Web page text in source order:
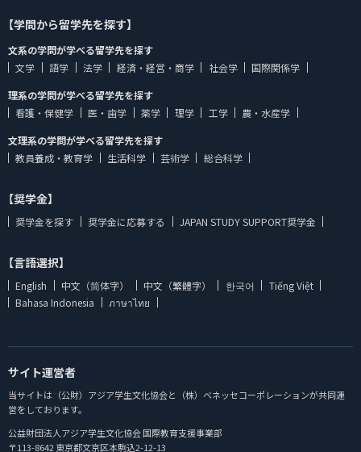
【学問から留学先を探す】
文系の学問が学べる留学先を探す
文学
語学 法学 経済・経営・商学 社会学
国際関係学
理系の学問が学べる留学先を探す
看護・保健学
医・歯学 薬学 理学 工学
農・水産学
文理系の学問が学べる留学先を探す
教員養成・教育学
生活科学 芸術学 総合科学
【奨学金】
奨学金を探す 奨学金に応募する JAPAN STUDY SUPPORT奨学金
【言語選択】
English 中文（简体字） 中文（繁體字） 한국어
Tiếng Việt
Bahasa Indonesia
ภาษาไทย
サイト運営者
当サイトは（公財）アジア学生文化協会と（株）ベネッセコーポレーションが共同運
営をしております。
公益財団法人アジア学生文化協会 国際教育支援事業部
〒113-8642 東京都文京区本駒込2-12-13